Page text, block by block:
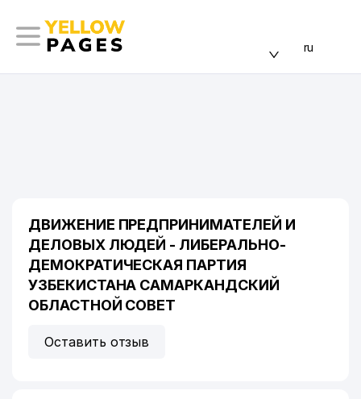
ru
ДВИЖЕНИЕ ПРЕДПРИНИМАТЕЛЕЙ И
ДЕЛОВЫХ ЛЮДЕЙ - ЛИБЕРАЛЬНО-
ДЕМОКРАТИЧЕСКАЯ ПАРТИЯ
УЗБЕКИСТАНА САМАРКАНДСКИЙ
ОБЛАСТНОЙ СОВЕТ
Оставить отзыв